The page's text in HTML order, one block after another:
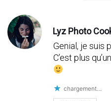
Lyz Photo
Genial, je suis
C’est plus
chargement…